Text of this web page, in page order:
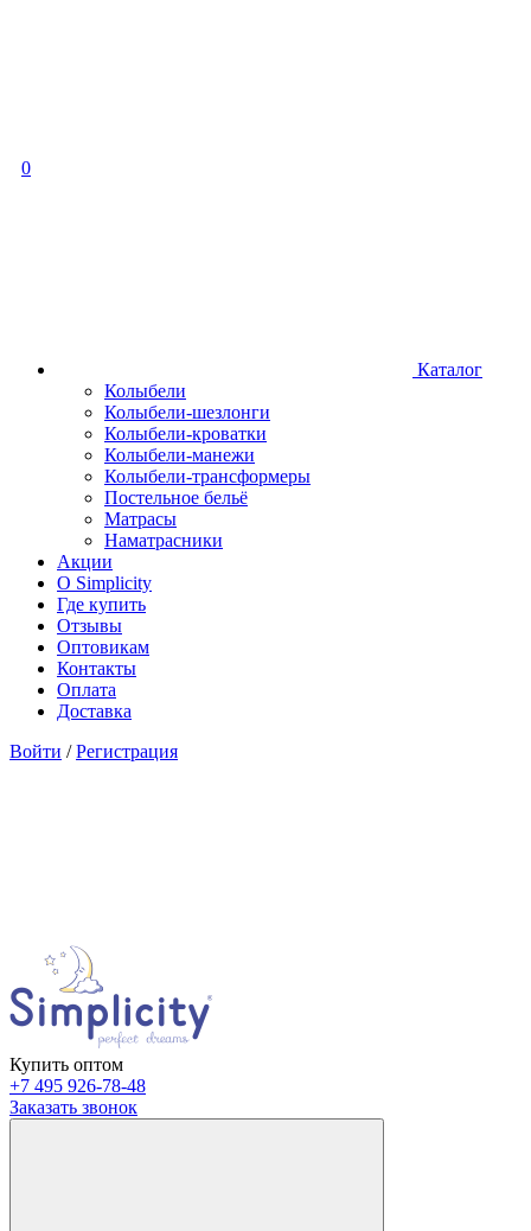
0
Каталог
Колыбели
Колыбели-шезлонги
Колыбели-кроватки
Колыбели-манежи
Колыбели-трансформеры
Постельное бельё
Матрасы
Наматрасники
Акции
О Simplicity
Где купить
Отзывы
Оптовикам
Контакты
Оплата
Доставка
Войти /Регистрация
Купить оптом
+7 495 926-78-48
Заказать звонок